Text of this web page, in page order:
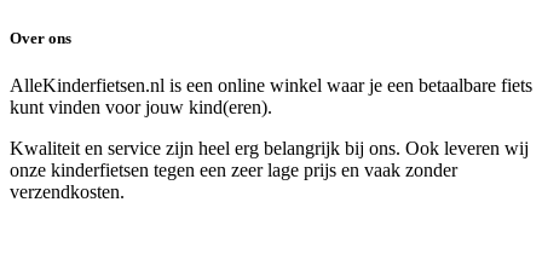
Over ons
AlleKinderfietsen.nl is een online winkel waar je een betaalbare fiets
kunt vinden voor jouw kind(eren).
Kwaliteit en service zijn heel erg belangrijk bij ons. Ook leveren wij
onze kinderfietsen tegen een zeer lage prijs en vaak zonder
verzendkosten.